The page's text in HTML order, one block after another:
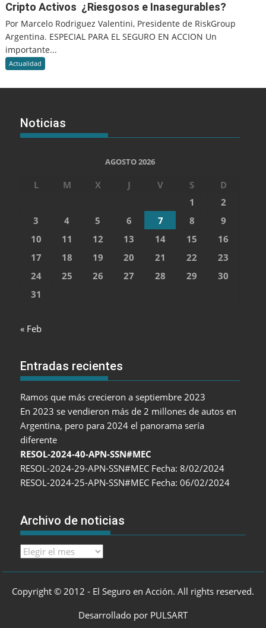
Cripto Activos ¿Riesgosos e Inasegurables?
Por Marcelo Rodriguez Valentini, Presidente de RiskGroup
Argentina. ESPECIAL PARA EL SEGURO EN ACCION Un
importante...
Actualidad
Noticias
AGOSTO 2026
L M X J V S
D
1
2
3
4 5 6 7 8
9
10
11 12 13 14 15
16
17
18 19 20 21 22
23
24
25 26 27 28 29
30
31
« Feb
Entradas recientes
Ramos que más crecieron a septiembre 2023
En 2023 se vendieron más de 2 millones de autos en
Argentina, pero para 2024 el panorama sería
diferente
RESOL-2024-40-APN-SSN#MEC
RESOL-2024-29-APN-SSN#MEC Fecha: 8/02/2024
RESOL-2024-25-APN-SSN#MEC Fecha: 06/02/2024
Archivo de noticias
Archivo
Copyright © 2012 - El Seguro en Acción. All rights reserved.
Desarrollado por PULSART